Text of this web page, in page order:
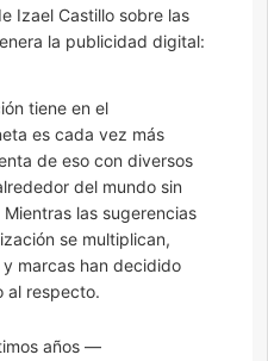
Izael Castillo sobre las
la publicidad digital:
tiene en el
es cada vez más
de eso con diversos
del mundo sin
las sugerencias
se multiplican,
marcas han decidido
al respecto.
años —